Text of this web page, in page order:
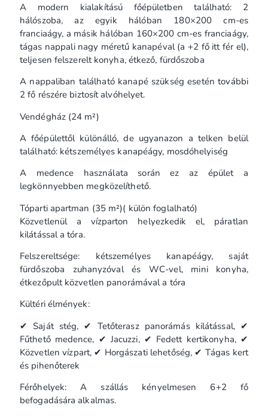
A modern kialakítású főépületben található: 2
hálószoba, az egyik hálóban 180×200 cm-es
franciaágy, a másik hálóban 160×200 cm-es franciaágy,
tágas nappali nagy méretű kanapéval (a +2 fő itt fér el),
teljesen felszerelt konyha, étkező, fürdőszoba
A nappaliban található kanapé szükség esetén további
2 fő részére biztosít alvóhelyet.
Vendégház (24 m²)
A főépülettől különálló, de ugyanazon a telken belül
található: kétszemélyes kanapéágy, mosdóhelyiség
A medence használata során ez az épület a
legkönnyebben megközelíthető.
Tóparti apartman (35 m²)( külön foglalható)
Közvetlenül a vízparton helyezkedik el, páratlan
kilátással a tóra.
Felszereltsége: kétszemélyes kanapéágy, saját
fürdőszoba zuhanyzóval és WC-vel, mini konyha,
étkezőpult közvetlen panorámával a tóra
Kültéri élmények:
✔ Saját stég, ✔ Tetőterasz panorámás kilátással, ✔
Fűthető medence, ✔ Jacuzzi, ✔ Fedett kertikonyha, ✔
Közvetlen vízpart, ✔ Horgászati lehetőség, ✔ Tágas kert
és pihenőterek
Férőhelyek: A szállás kényelmesen 6+2 fő
befogadására alkalmas.